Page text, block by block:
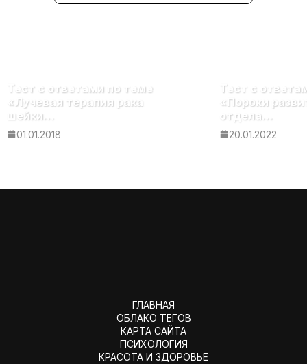
Тест с ответами по теме
«Лучевая терапия рака
шейки…
01.01.2018
Тест с
«Пороки
отдела…
20.01.2022
ГЛАВНАЯ
ОБЛАКО ТЕГОВ
КАРТА САЙТА
ПСИХОЛОГИЯ
КРАСОТА И ЗДОРОВЬЕ